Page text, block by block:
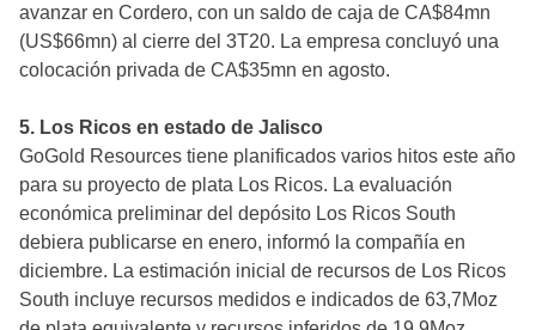
avanzar en Cordero, con un saldo de caja de CA$84mn
(US$66mn) al cierre del 3T20. La empresa concluyó una
colocación privada de CA$35mn en agosto.
5. Los Ricos en estado de Jalisco
GoGold Resources tiene planificados varios hitos este año
para su proyecto de plata Los Ricos. La evaluación
económica preliminar del depósito Los Ricos South
debiera publicarse en enero, informó la compañía en
diciembre. La estimación inicial de recursos de Los Ricos
South incluye recursos medidos e indicados de 63,7Moz